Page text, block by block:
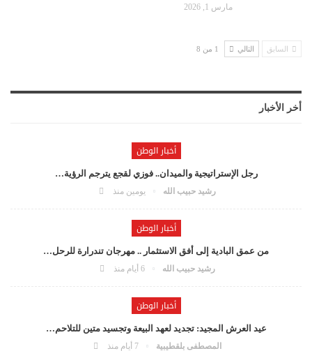
مارس 1, 2026
السابق التالي 1 من 8
أخر الأخبار
أخبار الوطن
رجل الإستراتيجية والميدان.. فوزي لقجع يترجم الرؤية…
رشيد حبيب الله يومين منذ
أخبار الوطن
من عمق البادية إلى أفق الاستثمار .. مهرجان تندرارة للرحل…
رشيد حبيب الله 6 أيام منذ
أخبار الوطن
عيد العرش المجيد: تجديد لعهد البيعة وتجسيد متين للتلاحم…
المصطفى بلقطيبية 7 أيام منذ